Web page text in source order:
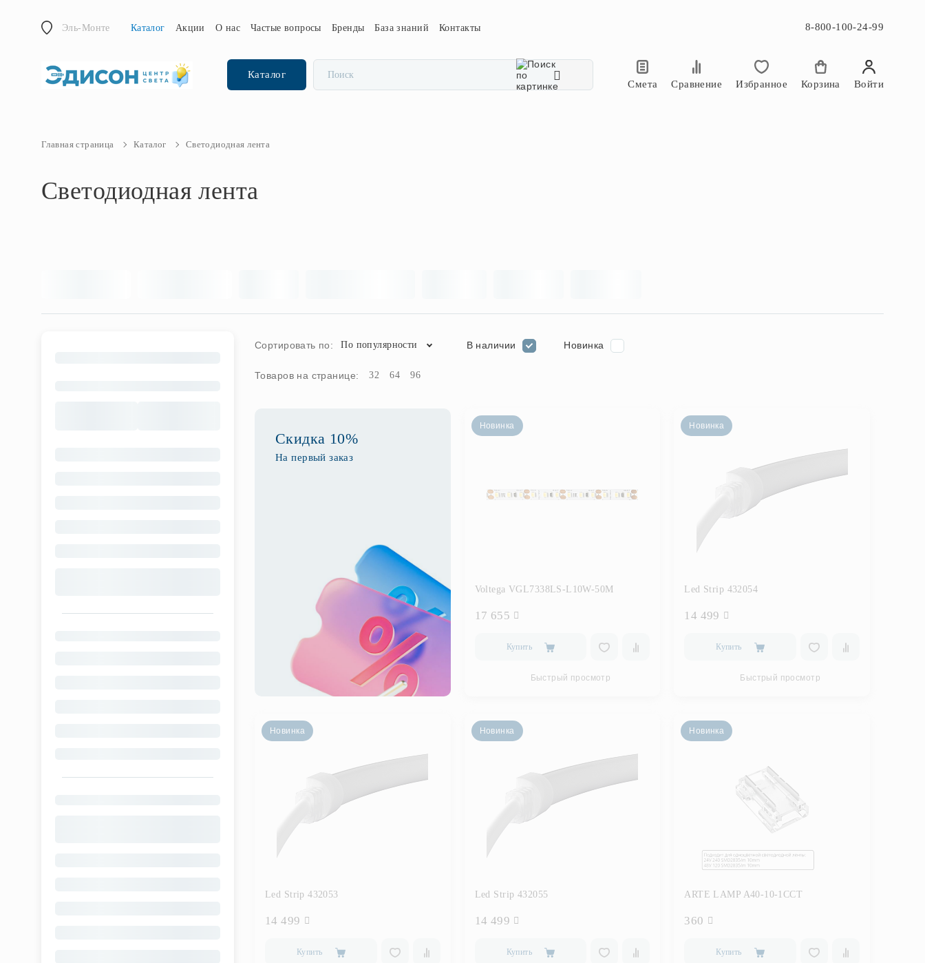
Эль-Монте Каталог Акции О нас Частые вопросы Бренды База знаний Контакты 8-800-100-24-99
Каталог
Смета
Сравнение Избранное Корзина Войти
Главная страница Каталог Светодиодная лента
Светодиодная лента
Сортировать по: По популярности В наличии Новинка
Товаров на странице: 32 64 96
Скидка 10%
На первый заказ
Новинка
Voltega VGL7338LS-L10W-50M
17 655
Купить
Быстрый просмотр
Новинка
Led Strip 432054
14 499
Купить
Быстрый просмотр
Новинка
Led Strip 432053
14 499
Купить
Новинка
Led Strip 432055
14 499
Купить
Новинка
ARTE LAMP A40-10-1CCT
360
Купить